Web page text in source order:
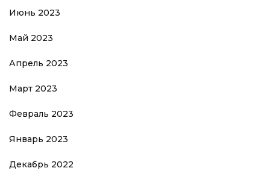
Июнь 2023
Май 2023
Апрель 2023
Март 2023
Февраль 2023
Январь 2023
Декабрь 2022